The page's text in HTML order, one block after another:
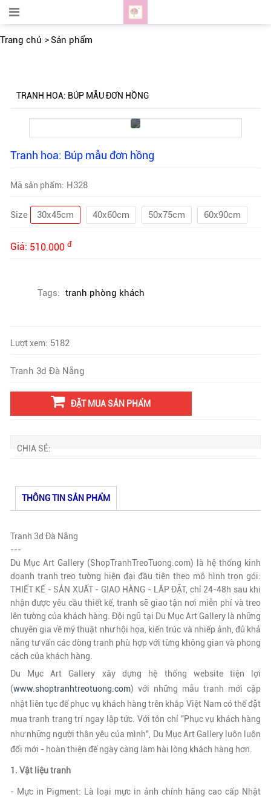
Trang chủ Sản phẩm
TRANH HOA: BÚP MẪU ĐƠN HỒNG
Tranh hoa: Búp mẫu đơn hồng
Mã sản phẩm: H328
Size 30x45cm 40x60cm 50x75cm 60x90cm
Giá: 510.000 đ
Tags: tranh phòng khách
Lượt xem: 5182
Tranh 3d Đà Nẵng
ĐẶT MUA SẢN PHẨM
CHIA SẺ:
THÔNG TIN SẢN PHẨM
Tranh 3d Đà Nẵng
---
Du Mục Art Gallery (ShopTranhTreoTuong.com) là hệ thống kinh
doanh tranh treo tường hiện đại đầu tiên theo mô hình trọn gói:
THIẾT KẾ - SẢN XUẤT - GIAO HÀNG - LẮP ĐẶT, chỉ 24-48h sau khi
nhận được yêu cầu thiết kế, tranh sẽ giao tận nơi miễn phí và treo
lên tường của khách hàng. Đội ngũ tại Du Mục Art Gallery là những
chuyên gia về mỹ thuật như hội họa, kiến trúc và nhiếp ảnh, đủ khả
năng tư vấn các dòng tranh phù hợp với từng không gian và phong
cách của khách hàng.
Du Mục Art Gallery xây dựng hệ thống website tiện lợi
(www.shoptranhtreotuong.com) với những mẫu tranh mới cập
nhật liên tục để phục vụ khách hàng trên khắp Việt Nam có thể đặt
mua tranh trang trí ngay lập tức. Với tôn chỉ "Phục vụ khách hàng
như những người thân yêu của mình", Du Mục Art Gallery luôn luôn
đổi mới - hoàn thiện để ngày càng làm hài lòng khách hàng hơn.
1. Vật liệu tranh
- Mực in Pigment: Là loại mực in ảnh chính hãng cao cấp Nhật